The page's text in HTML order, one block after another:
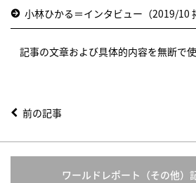
小林ひかる＝インタビュー（2019/10
記事の文章および具体的内容を無断で
前の記事
ワールドレポート（その他）